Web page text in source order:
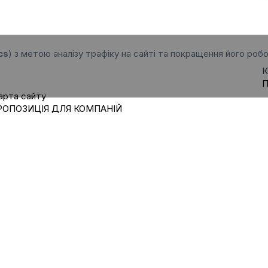
) з метою аналізу трафіку на сайті та покращення його
сайту
ДЛЯ КОМПАНІЙ